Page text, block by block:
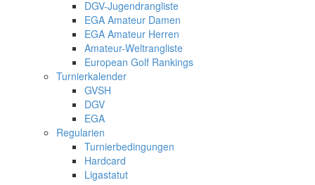
DGV-Jugendrangliste
EGA Amateur Damen
EGA Amateur Herren
Amateur-Weltrangliste
European Golf Rankings
Turnierkalender
GVSH
DGV
EGA
Regularien
Turnierbedingungen
Hardcard
Ligastatut